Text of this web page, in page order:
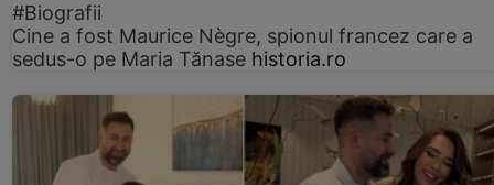
#Biografii
Cine a fost Maurice Nègre, spionul francez care a
sedus-o pe Maria Tănase historia.ro